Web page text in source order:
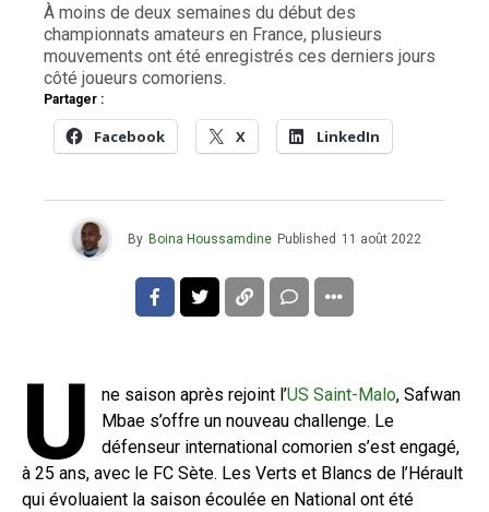
À moins de deux semaines du début des
championnats amateurs en France, plusieurs
mouvements ont été enregistrés ces derniers jours
côté joueurs comoriens.
Partager :
Facebook X LinkedIn
By Boina Houssamdine Published 11 août 2022
U ne saison après rejoint l’US Saint-Malo, Safwan
Mbae s’offre un nouveau challenge. Le
défenseur international comorien s’est engagé,
à 25 ans, avec le FC Sète. Les Verts et Blancs de l’Hérault
qui évoluaient la saison écoulée en National ont été